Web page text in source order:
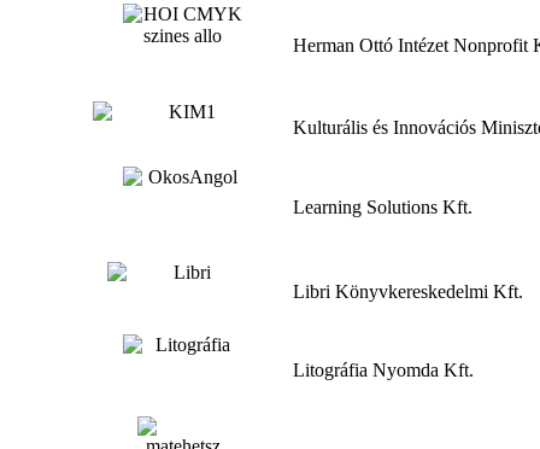
Herman Ottó Intézet Nonprofit
Kulturális és Innovációs
Learning Solutions Kft.
Libri Könyvkereskedelmi Kft.
Litográfia Nyomda Kft.